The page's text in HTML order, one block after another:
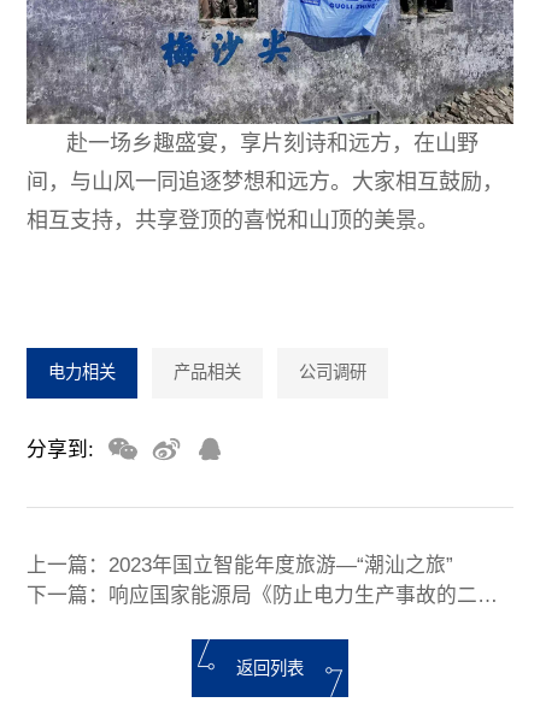
赴一场乡趣盛宴，享片刻诗和远方，在山野
间，与山风一同追逐梦想和远方。大家相互鼓励，
相互支持，共享登顶的喜悦和山顶的美景。
电力相关 产品相关 公司调研
分享到:
上一篇： 2023年国立智能年度旅游—“潮汕之旅”
下一篇：
响应国家能源局《防止电力生产事故的二十五项目重点要求（2023版）》
返回列表